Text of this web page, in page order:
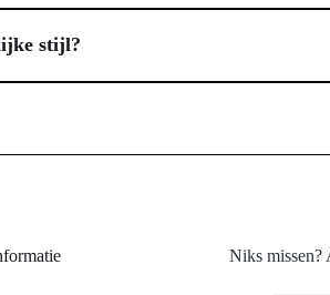
het dragen op in een afgesloten doosje
presentatie als cadeau. Zo blijft jouw
stijl?
ambachtelijke kwaliteit. Dergelijke
zodat het sieraad perfect
hypoallergeen en nikkelvrij zijn. Nikkel is
van minimaal 14 karaat over messing
Niks missen?